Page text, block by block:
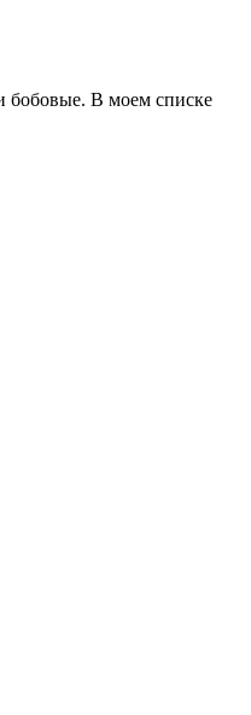
бобовые. В моем списке